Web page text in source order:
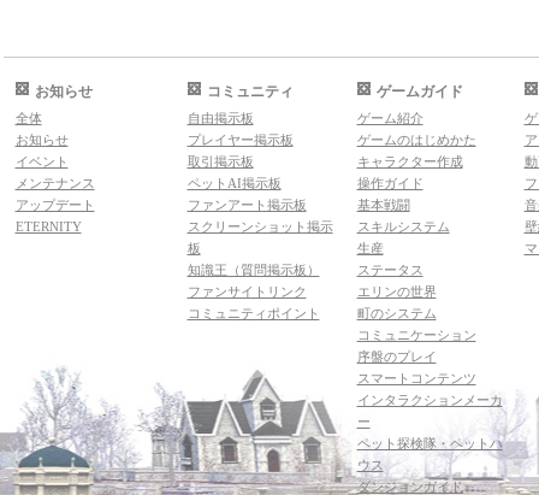
お知らせ
全体
お知らせ
イベント
メンテナンス
アップデート
ETERNITY
コミュニティ
自由掲示板
プレイヤー掲示板
取引掲示板
ペットAI掲示板
ファンアート掲示板
スクリーンショット掲示
板
知識王（質問掲示板）
ファンサイトリンク
コミュニティポイント
ゲームガイド
ゲーム紹介
ゲームのはじめかた
キャラクター作成
操作ガイド
基本戦闘
スキルシステム
生産
ステータス
エリンの世界
町のシステム
コミュニケーション
序盤のプレイ
スマートコンテンツ
インタラクションメーカ
ー
ペット探検隊・ペットハ
ウス
ダンジョンガイド